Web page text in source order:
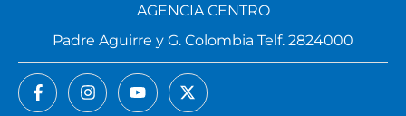
AGENCIA CENTRO
Padre Aguirre y G. Colombia Telf. 2824000